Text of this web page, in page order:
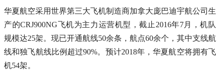
华夏航空采用世界第三大飞机制造商加拿大庞巴迪宇航公司生
产的CRJ900NG飞机为主力运营机型，截止2016年7月，机队
规模达25架。现已开通航线50余条，航点60余个，其中支线航
线和独飞航线比例超过90%。预计2018年，华夏航空将拥有飞
机54架。